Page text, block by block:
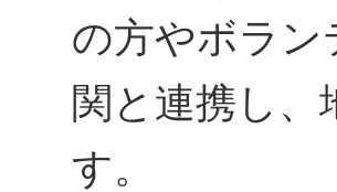
の方やボラン
関と連携し、
す。